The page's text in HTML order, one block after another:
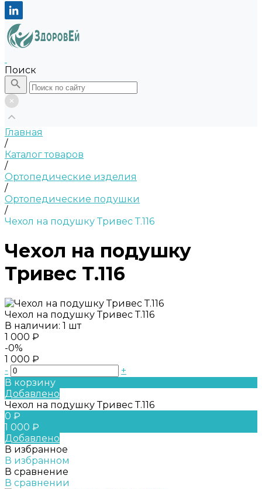
Поиск
Главная
/
Каталог товаров
/
Ортопедические изделия
/
Ортопедические подушки
/
Чехол на подушку Тривес Т.116
Чехол на подушку
Тривес Т.116
Чехол на подушку Тривес Т.116
В наличии: 1 шт
1 000 ₽
-0%
1 000 ₽
-
+
В корзину
Добавлено
Чехол на подушку Тривес Т.116
0 ₽
1 000 ₽
Добавлено
В избранное
В избранном
В сравнение
В сравнении